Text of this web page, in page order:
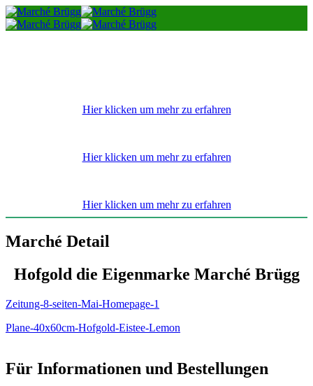
Zum
Inhalt
Hier klicken um mehr zu erfahren
Hier klicken um mehr zu erfahren
Hier klicken um mehr zu erfahren
Marché Detail
Hofgold die Eigenmarke Marché Brügg
Zeitung-8-seiten-Mai-Homepage-1
Plane-40x60cm-Hofgold-Eistee-Lemon
Für Informationen und Bestellungen